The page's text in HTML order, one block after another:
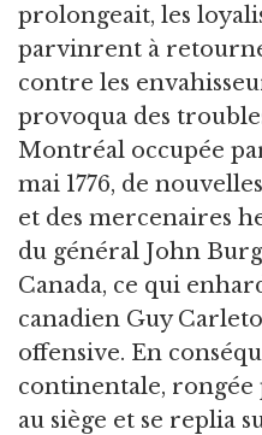
prolongeait, les
parvinrent à
contre les
provoqua des
Montréal occupée
mai 1776, de
et des mercenaires
du général John
Canada, ce qui
canadien Guy
offensive. En
continentale,
au siège et se replia